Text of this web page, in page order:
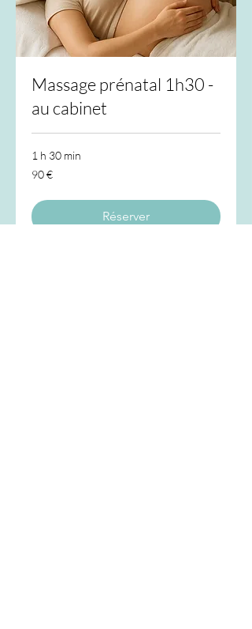
Massage prénatal 1h30 -
au cabinet
1 h 30 min
90
euros
90 €
Réserver